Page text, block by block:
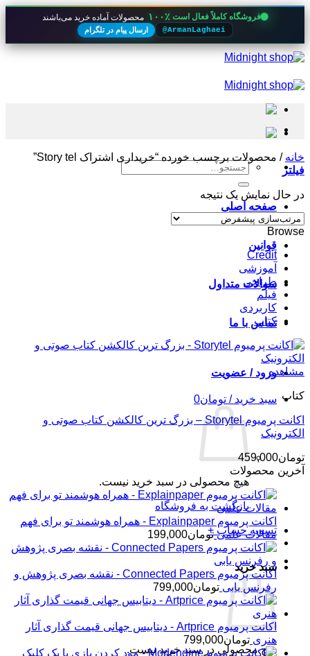
فروشگاه کاملاً فعال است ۱۰۰٪ محصولات آماده خرید می‌باشند
@ArmanLaghaei ارسال پیام در تلگرام
Skip
to
جستجو
صفحه اصلی
قوانین
سوالات متداول
تماس با ما
ورود / عضویت
سبد خرید / تومان0
هیچ محصولی در سبد خرید نیست.
بازگشت به فروشگاه
تسویه حساب +
سبد خرید
هیچ محصولی در سبد خرید نیست.
خانه / محصولات برچسب خورده “خریداری اشتراک Story tel”
فیلتر
در حال نمایش یک نتیجه
Browse
Credit
آموزشی
طراحی
فیلم
کاربردی
کتاب
مشاهده
کتاب
اکانت پرمیوم Storytel – بزرگ ترین کالکشن کتاب صوتی و
الکترونیک
تومان459,000
آخرین محصولات
اکانت پرمیوم Explainpaper - همراه هوشمند تو برای فهم
مقالات علمی تومان199,000
اکانت پرمیوم Connected Papers - نقشه بصری پژوهش و
رفرنس یابی تومان799,000
اکانت پرمیوم Artprice - دیتابیس جهانی قیمت ‌گذاری آثار
هنری تومان799,000